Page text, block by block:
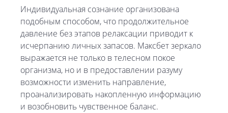
Индивидуальная сознание организована
подобным способом, что продолжительное
давление без этапов релаксации приводит к
исчерпанию личных запасов. Максбет зеркало
выражается не только в телесном покое
организма, но и в предоставлении разуму
возможности изменить направление,
проанализировать накопленную информацию
и возобновить чувственное баланс.